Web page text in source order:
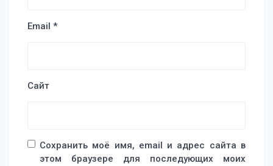
Email *
Сайт
Сохранить моё имя, email и адрес сайта в
этом браузере для последующих моих